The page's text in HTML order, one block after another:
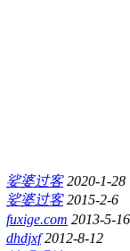
娑婆过客 2020-1-28
娑婆过客 2015-2-6
fuxige.com 2013-5-16
dhdjxf 2012-8-12